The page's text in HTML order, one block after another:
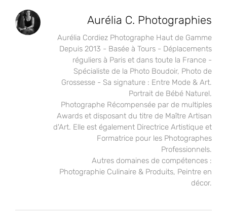
Aurélia C. Photographies
Aurélia Cordiez Photographe Haut de Gamme
Depuis 2013 - Basée à Tours - Déplacements
réguliers à Paris et dans toute la France -
Spécialiste de la Photo Boudoir, Photo de
Grossesse - Sa signature : Entre Mode & Art.
Portrait de Bébé Naturel.
Photographe Récompensée par de multiples
Awards et disposant du titre de Maître Artisan
d'Art. Elle est également Directrice Artistique et
Formatrice pour les Photographes
Professionnels.
Autres domaines de compétences :
Photographie Culinaire & Produits, Peintre en
décor.